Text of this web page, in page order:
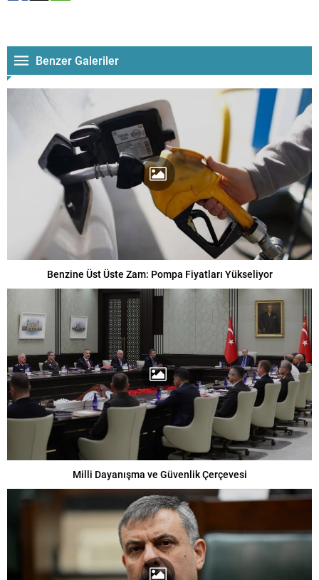
Benzer Galeriler
Benzine Üst Üste Zam: Pompa Fiyatları Yükseliyor
Milli Dayanışma ve Güvenlik Çerçevesi